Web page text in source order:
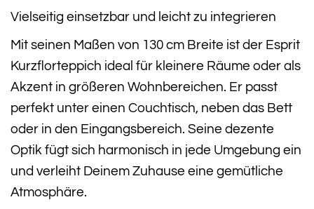
Vielseitig einsetzbar und leicht zu integrieren
Mit seinen Maßen von 130 cm Breite ist der Esprit
Kurzflorteppich ideal für kleinere Räume oder als
Akzent in größeren Wohnbereichen. Er passt
perfekt unter einen Couchtisch, neben das Bett
oder in den Eingangsbereich. Seine dezente
Optik fügt sich harmonisch in jede Umgebung ein
und verleiht Deinem Zuhause eine gemütliche
Atmosphäre.